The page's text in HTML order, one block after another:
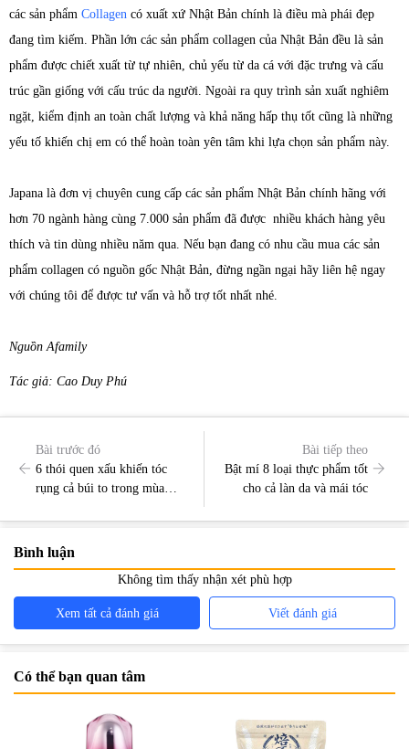
các sản phẩm Collagen có xuất xứ Nhật Bản chính là điều mà phái đẹp
đang tìm kiếm. Phần lớn các sản phẩm collagen của Nhật Bản đều là sản
phẩm được chiết xuất từ tự nhiên, chủ yếu từ da cá với đặc trưng và cấu
trúc gần giống với cấu trúc da người. Ngoài ra quy trình sản xuất nghiêm
ngặt, kiểm định an toàn chất lượng và khả năng hấp thụ tốt cũng là những
yếu tố khiến chị em có thể hoàn toàn yên tâm khi lựa chọn sản phẩm này.
Japana là đơn vị chuyên cung cấp các sản phẩm Nhật Bản chính hãng với
hơn 70 ngành hàng cùng 7.000 sản phẩm đã được nhiều khách hàng yêu
thích và tin dùng nhiều năm qua. Nếu bạn đang có nhu cầu mua các sản
phẩm collagen có nguồn gốc Nhật Bản, đừng ngần ngại hãy liên hệ ngay
với chúng tôi để được tư vấn và hỗ trợ tốt nhất nhé.
Nguồn Afamily
Tác giả: Cao Duy Phú
Bài trước đó
6 thói quen xấu khiến tóc
rụng cả búi to trong mùa
Bài tiếp theo
Bật mí 8 loại thực phẩm tốt
cho cả làn da và mái tóc
Bình luận
Không tìm thấy nhận xét phù hợp
Xem tất cả đánh giá Viết đánh giá
Có thể bạn quan tâm